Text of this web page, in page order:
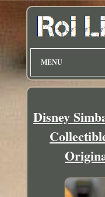
MENU
Disney